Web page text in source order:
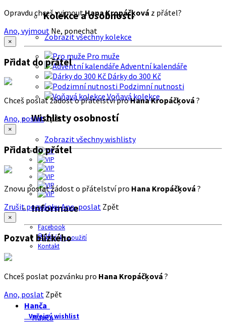
Kolekce a osobnosti
Zobrazit všechny kolekce
Pro muže
Adventní kalendáře
Dárky do 300 Kč
Podzimní nutnosti
Voňavá kolekce
Wishlisty osobností
Zobrazit všechny wishlisty
Informace
Facebook
O nás
Podmínky použití
Kontakt
Opravdu chceš vyjmoutHana Kropáčķová z přátel?
Ano, vyjmout Ne, ponechat
×
Přidat do přátel
Chceš poslat žádost o přátelství proHana Kropáčķová ?
Ano, poslatZpět
×
Přidat do přátel
Znovu poslat žádost o přátelství pro Hana Kropáčķová ?
Zrušit pozvánkuAno, poslat Zpět
×
Pozvat blízkého
Chceš poslat pozvánku pro Hana Kropáčķová ?
Ano, poslat Zpět
Hanča
Veřejný wishlist
Hanča